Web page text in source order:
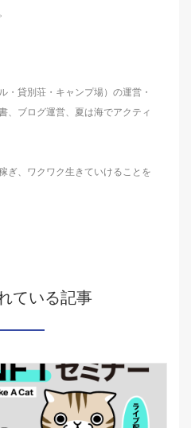
・貸別荘・キャンプ場）の運営・
、ブログ運営、夏は海でアクティ
ぎ、ワクワク生きていけることを
ている記事